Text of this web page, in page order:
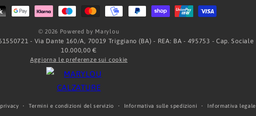
Metodi
pagamento
© 2026 Powered by Marylou
- Via Dante 160/A, 70019 Triggiano (BA) - REA: BA - 495753 - Cap. Sociale
10.000,00 €
Aggiorna le preferenze sui cookie
Termini e condizioni del servizio Informativa sulle spedizioni Informativa legale